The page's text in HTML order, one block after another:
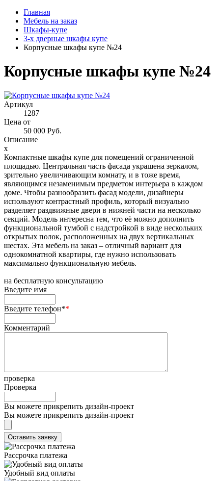
Главная
Мебель на заказ
Шкафы-купе
3-х дверные шкафы купе
Корпусные шкафы купе №24
Корпусные шкафы купе №24
Артикул
1287
Цена от
50 000 Руб.
Описание
x
Компактные шкафы купе для помещений ограниченной
площадью. Центральная часть фасада украшена зеркалом,
зрительно увеличивающим комнату, и в тоже время,
являющимся незаменимым предметом интерьера в каждом
доме. Чтобы разнообразить фасад модели, дизайнеры
используют контрастный профиль, который визуально
разделяет раздвижные двери в нижней части на несколько
секций. Модель интересна тем, что её можно дополнить
функциональной тумбой с надстройкой в виде нескольких
открытых полок, расположенных на двух вертикальных
шестах. Эта мебель на заказ – отличный вариант для
однокомнатной квартиры, где нужно использовать
максимально функциональную мебель.
на бесплатную консультацию
Введите имя
Введите телефон**
Комментарий
проверка
Проверка
Вы можете прикрепить дизайн-проект
Вы можете прикрепить дизайн-проект
Рассрочка платежа
Удобный вид оплаты